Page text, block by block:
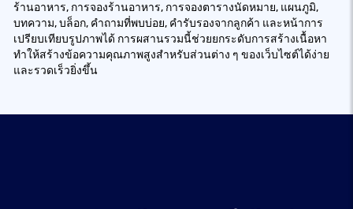
ร้านอาหาร, การจองร้านอาหาร, การจองตารางนัดหมาย, แผนภูมิ,
บทความ, บล็อก, คำถามที่พบบ่อย, คำรับรองจากลูกค้า และหน้าการ
เปรียบเทียบรูปภาพได้ การผสานรวมนี้ช่วยยกระดับการสร้างเนื้อหา
ทำให้สร้างข้อความคุณภาพสูงสำหรับส่วนต่าง ๆ ของเว็บไซต์ได้ง่าย
และรวดเร็วยิ่งขึ้น